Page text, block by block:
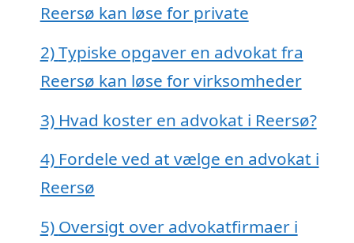
Reersø kan løse for private
2)Typiske opgaver en advokat fra
Reersø kan løse for virksomheder
3) Hvad koster en advokat i Reersø?
4) Fordele ved at vælge en advokat i
Reersø
5) Oversigt over advokatfirmaer i